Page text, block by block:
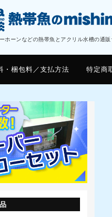
ホーンなどの熱帯魚とアクリル水槽の通
・梱包料／支払方法 特定商